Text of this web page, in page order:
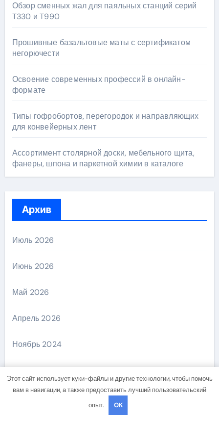
Обзор сменных жал для паяльных станций серий
T330 и T990
Прошивные базальтовые маты с сертификатом
негорючести
Освоение современных профессий в онлайн-
формате
Типы гофробортов, перегородок и направляющих
для конвейерных лент
Ассортимент столярной доски, мебельного щита,
фанеры, шпона и паркетной химии в каталоге
Архив
Июль 2026
Июнь 2026
Май 2026
Апрель 2026
Ноябрь 2024
Октябрь 2024
Сентябрь 2024
Этот сайт использует куки-файлы и другие технологии, чтобы помочь
вам в навигации, а также предоставить лучший пользовательский
опыт.
OK